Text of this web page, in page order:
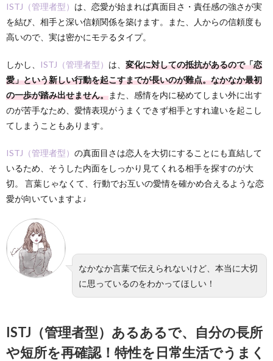
ISTJ（管理者型） は、恋愛が始まれば真面目さ・責任感の強さが実
を結び、相手と深い信頼関係を築けます。また、人からの信頼度も
高いので、実は密かにモテるタイプ。
しかし、 ISTJ（管理者型） は、 変化に対しての抵抗があるので「恋
愛」という新しい行動を起こすまでが長いのが難点。なかなか最初
の一歩が踏み出せません。また、感情を内に秘めてしまい外に出す
のが苦手なため、愛情表現がうまくできず相手とすれ違いを起こし
てしまうこともあります。
ISTJ（管理者型） の真面目さは恋人を大切にすることにも直結して
いるため、そうした内面をしっかり見てくれる相手を探すのが大
切。 言葉じゃなくて、行動でお互いの愛情を確かめ合えるような恋
愛が向いていますよ♩
なかなか言葉で伝えられないけど、本当に大切
に思っているのをわかってほしい！
ISTJ（管理者型）あるあるで、自分の長所
や短所を再確認！特性を日常生活でうまく